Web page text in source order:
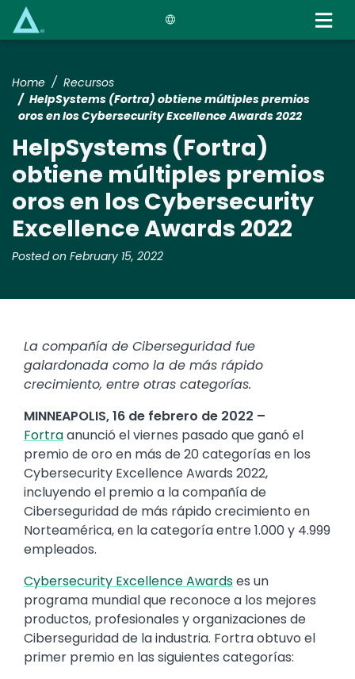
Home
Recursos
HelpSystems (Fortra) obtiene múltiples premios
oros en los Cybersecurity Excellence Awards 2022
HelpSystems (Fortra)
obtiene múltiples premios
oros en los Cybersecurity
Excellence Awards 2022
Posted on February 15, 2022
La compañía de Ciberseguridad fue
galardonada como la de más rápido
crecimiento, entre otras categorías.
MINNEAPOLIS, 16 de febrero de 2022 –
Fortraanunció el viernes pasado que ganó el
premio de oro en más de 20 categorías en los
Cybersecurity Excellence Awards 2022,
incluyendo el premio a la compañía de
Ciberseguridad de más rápido crecimiento en
Norteamérica, en la categoría entre 1.000 y 4.999
empleados.
Cybersecurity Excellence Awardses un
programa mundial que reconoce a los mejores
productos, profesionales y organizaciones de
Ciberseguridad de la industria. Fortra obtuvo el
primer premio en las siguientes categorías: